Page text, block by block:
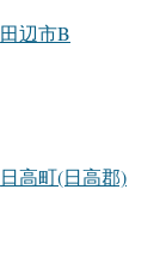
田辺市B
日高町(日高郡)